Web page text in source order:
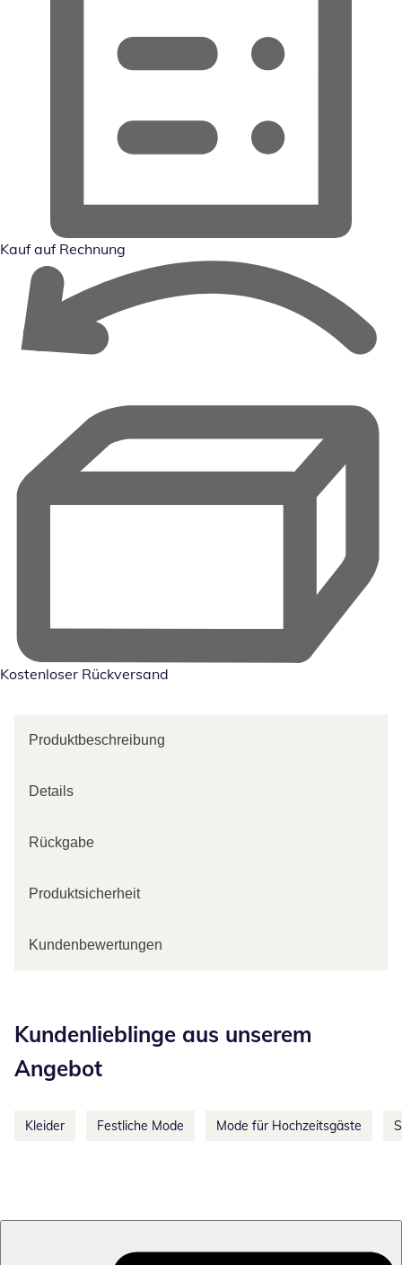
Kauf auf Rechnung
Kostenloser Rückversand
Produktbeschreibung
Details
Rückgabe
Produktsicherheit
Kundenbewertungen
Kundenlieblinge aus unserem
Angebot
Kleider Festliche Mode Mode für Hochzeitsgäste